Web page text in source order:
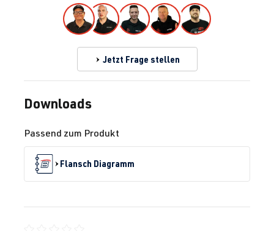
Jetzt Frage stellen
Downloads
Passend zum Produkt
Flansch Diagramm